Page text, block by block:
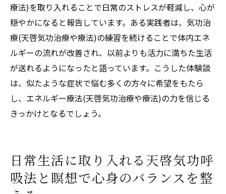
療法)を取り入れることで日常のストレスが軽減し、心が
穏やかになると報告しています。ある実践者は、気功治
療(天啓気功治療や療法)の練習を続けることで体内エネ
ルギーの流れが改善され、以前よりも活力に満ちた生活
が送れるようになったと語っています。こうした体験談
は、似たような症状で悩む多くの方々に希望をもたら
し、エネルギー療法(天啓気功治療や療法)の力を信じる
きっかけとなるでしょう。
日常生活に取り入れる天啓気功呼
吸法と瞑想で心身のバランスを整